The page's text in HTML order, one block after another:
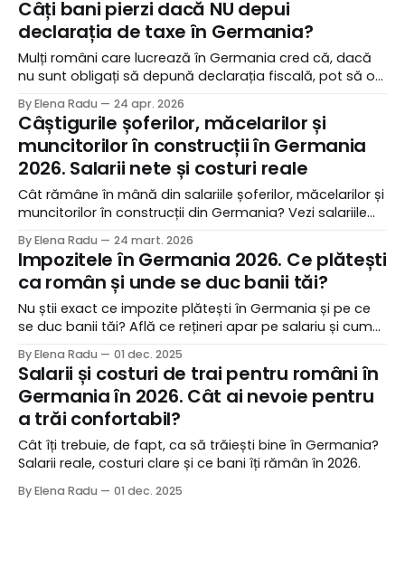
Câți bani pierzi dacă NU depui
declarația de taxe în Germania?
Mulți români care lucrează în Germania cred că, dacă
nu sunt obligați să depună declarația fiscală, pot să o
By Elena Radu 24 apr. 2026
Câștigurile șoferilor, măcelarilor și
muncitorilor în construcții în Germania
2026. Salarii nete și costuri reale
Cât rămâne în mână din salariile șoferilor, măcelarilor și
muncitorilor în construcții din Germania? Vezi salariile
By Elena Radu 24 mart. 2026
Impozitele în Germania 2026. Ce plătești
ca român și unde se duc banii tăi?
Nu știi exact ce impozite plătești în Germania și pe ce
se duc banii tăi? Află ce rețineri apar pe salariu și cum
By Elena Radu 01 dec. 2025
Salarii și costuri de trai pentru români în
Germania în 2026. Cât ai nevoie pentru
a trăi confortabil?
Cât îți trebuie, de fapt, ca să trăiești bine în Germania?
Salarii reale, costuri clare și ce bani îți rămân în 2026.
By Elena Radu 01 dec. 2025